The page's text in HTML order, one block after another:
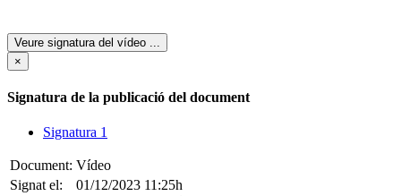
Veure signatura del vídeo
×
Signatura de la publicació del document
Signatura 1
Document: Vídeo
Signat el:
01/12/2023 11:25h